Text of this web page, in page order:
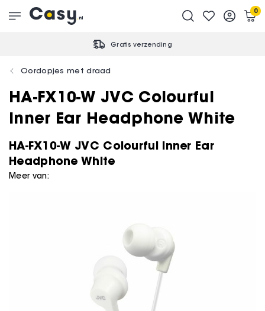
Gratis verzending
0
Oordopjes met draad
HA-FX10-W JVC Colourful
Inner Ear Headphone White
HA-FX10-W JVC Colourful Inner Ear
Headphone White
Meer van: